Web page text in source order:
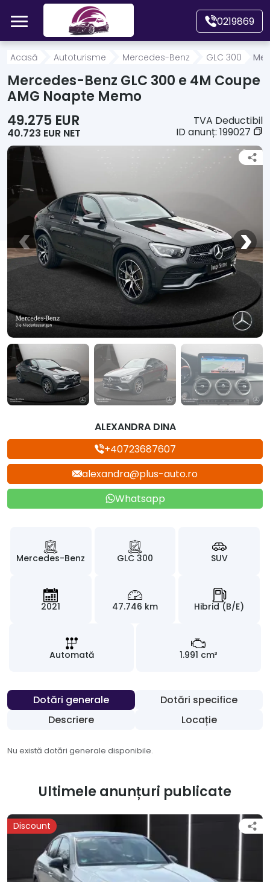
Mergi direct la conținutul principal
0219869
Acasă
Autoturisme
Motociclete
Autoutilitare
Alte tipuri vehicule
Despre Noi
Contact
Acasă Autoturisme Mercedes-Benz GLC 300
Mercedes-Benz GLC 300 e 4M Coupe
AMG Noapte Memo
49.275 EUR
40.723 EUR NET
TVA Deductibil
ID anunț: 199027
ALEXANDRA DINA
+40723687607
alexandra@plus-auto.ro
Whatsapp
Mercedes-Benz GLC 300 SUV
2021 47.746 km Hibrid (B/E)
Automată 1.991 cm³
Dotări generale
Dotări specifice
Descriere
Locație
Nu există dotări generale disponibile.
Ultimele anunțuri publicate
Discount